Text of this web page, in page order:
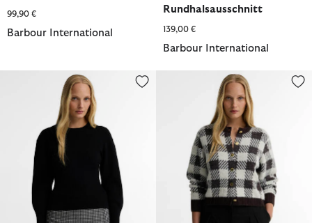
99,90 €
Barbour International
Rundhalsausschnitt
139,00 €
Barbour International
Pullover Cyrus RundhalsausschnittCardigan Halina Gingham